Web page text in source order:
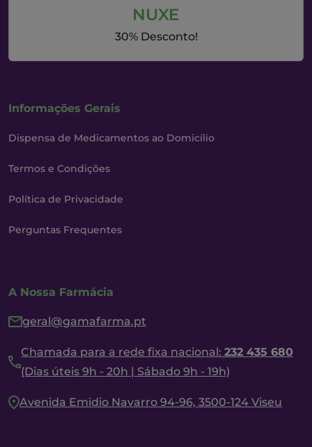
NUXE
30% Desconto!
Informações Gerais
Dispensa de Medicamentos ao Domicílio
Termos e Condições
Política de Privacidade
Perguntas Frequentes
A Nossa Farmácia
geral@gamafarma.pt
Chamada para a rede fixa nacional: 232 435 680
(Dias úteis 9h - 20h | Sábado 9h - 19h)
Avenida Emidio Navarro 94-96, 3500-124 Viseu